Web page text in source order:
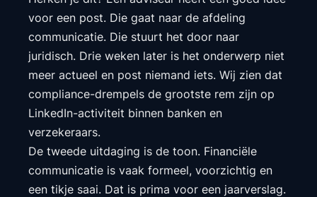
voor een post. Die gaat naar de afdeling
communicatie. Die stuurt het door naar
juridisch. Drie weken later is het onderwerp niet
meer actueel en post niemand iets. Wij zien dat
compliance-drempels de grootste rem zijn op
LinkedIn-activiteit binnen banken en
verzekeraars.
De tweede uitdaging is de toon. Financiële
communicatie is vaak formeel, voorzichtig en
een tikje saai. Dat is prima voor een jaarverslag.